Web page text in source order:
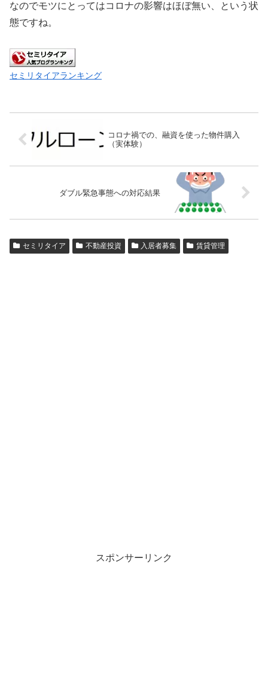
なのでモツにとってはコロナの影響はほぼ無い、という状
態ですね。
セミリタイアランキング
コロナ禍での、融資を使った物件購入
（実体験）
ダブル緊急事態への対応結果
セミリタイア 不動産投資 入居者募集 賃貸管理
スポンサーリンク